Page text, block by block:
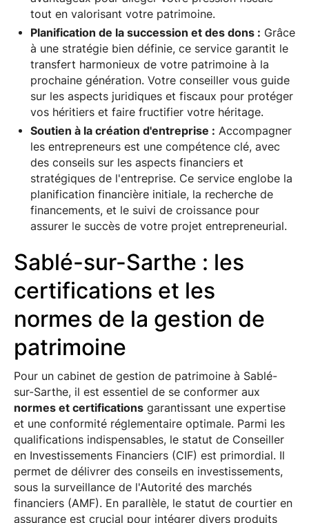
tout en valorisant votre patrimoine.
Planification de la succession et des dons : Grâce
à une stratégie bien définie, ce service garantit le
transfert harmonieux de votre patrimoine à la
prochaine génération. Votre conseiller vous guide
sur les aspects juridiques et fiscaux pour protéger
vos héritiers et faire fructifier votre héritage.
Soutien à la création d'entreprise : Accompagner
les entrepreneurs est une compétence clé, avec
des conseils sur les aspects financiers et
stratégiques de l'entreprise. Ce service englobe la
planification financière initiale, la recherche de
financements, et le suivi de croissance pour
assurer le succès de votre projet entrepreneurial.
Sablé-sur-Sarthe : les
certifications et les
normes de la gestion de
patrimoine
Pour un cabinet de gestion de patrimoine à Sablé-
sur-Sarthe, il est essentiel de se conformer aux
normes et certificationsgarantissant une expertise
et une conformité réglementaire optimale. Parmi les
qualifications indispensables, le statut de Conseiller
en Investissements Financiers (CIF) est primordial. Il
permet de délivrer des conseils en investissements,
sous la surveillance de l'Autorité des marchés
financiers (AMF). En parallèle, le statut de courtier en
assurance est crucial pour intégrer divers produits